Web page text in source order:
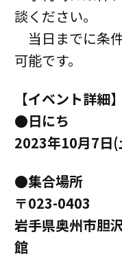
談ください。
当日までに条
可能です。
【イベント詳細】
●日にち
2023年10月7日
●集合場所
〒023-0403
岩手県奥州市胆
館